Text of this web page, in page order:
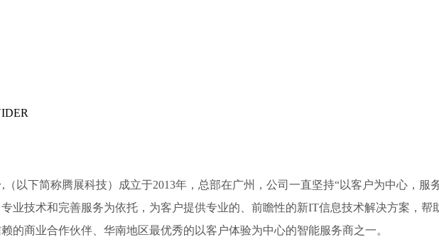
下简称腾展科技）成立于2013年，总部在广州，公司一直坚持“以客户为中心，服
业技术和完善服务为依托，为客户提供专业的、前瞻性的新IT信息技术解决方案，
的商业合作伙伴、华南地区最优秀的以客户体验为中心的智能服务商之一。